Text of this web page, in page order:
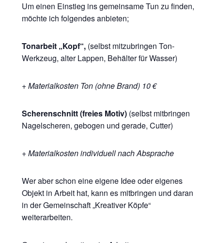
Um einen Einstieg ins gemeinsame Tun zu finden,
möchte ich folgendes anbieten;
Tonarbeit „Kopf“,(selbst mitzubringen Ton-
Werkzeug, alter Lappen, Behälter für Wasser)
+ Materialkosten Ton (ohne Brand) 10 €
Scherenschnitt (freies Motiv) (selbst mitbringen
Nagelscheren, gebogen und gerade, Cutter)
+ Materialkosten individuell nach Absprache
Wer aber schon eine eigene Idee oder eigenes
Objekt in Arbeit hat, kann es mitbringen und daran
in der Gemeinschaft „Kreativer Köpfe“
weiterarbeiten.